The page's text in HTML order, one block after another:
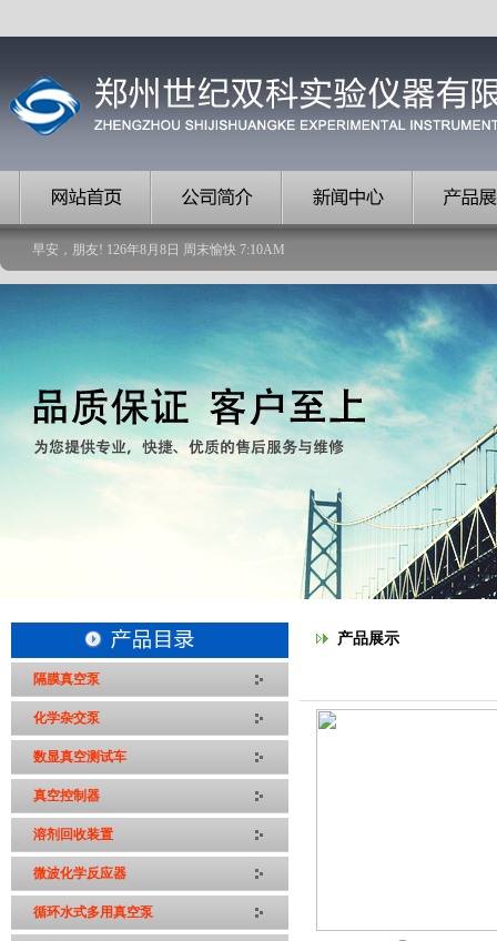
早安，朋友! 126年8月 8 日 周末愉快 7:10AM
隔膜真空泵
化学杂交泵
数显真空测试车
真空控制器
溶剂回收装置
微波化学反应器
循环水式多用真空泵
产品展示